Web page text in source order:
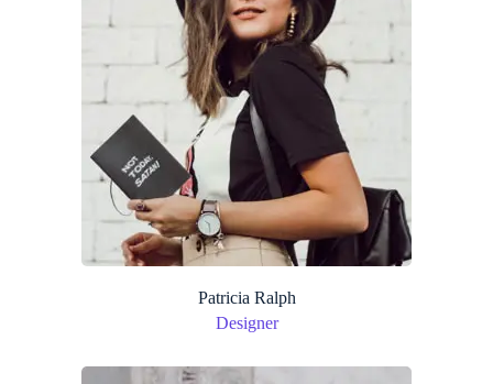
Patricia Ralph
Designer